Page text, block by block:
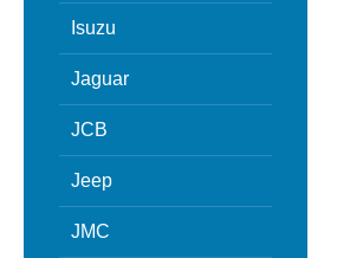
Isuzu
Jaguar
JCB
Jeep
JMC